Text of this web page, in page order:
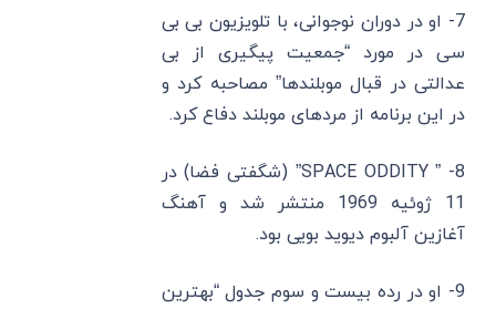
7- او در دوران نوجوانی، با تلویزیون بی بی
سی در مورد “جمعیت پیگیری از بی
عدالتی در قبال موبلندها” مصاحبه کرد و
در این برنامه از مردهای موبلند دفاع کرد.
8- ” SPACE ODDITY” (شگفتی فضا) در
11 ژوئیه 1969 منتشر شد و آهنگ
آغازین آلبوم دیوید بویی بود.
9- او در رده بیست و سوم جدول “بهترین